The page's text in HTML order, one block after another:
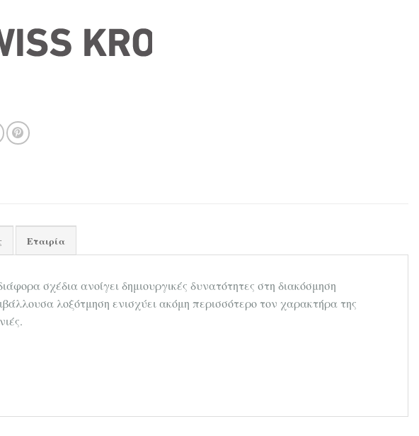
Εταιρία
σχέδια ανοίγει δημιουργικές δυνατότητες στη διακόσμηση
λοξότμηση ενισχύει ακόμη περισσότερο τον χαρακτήρα της